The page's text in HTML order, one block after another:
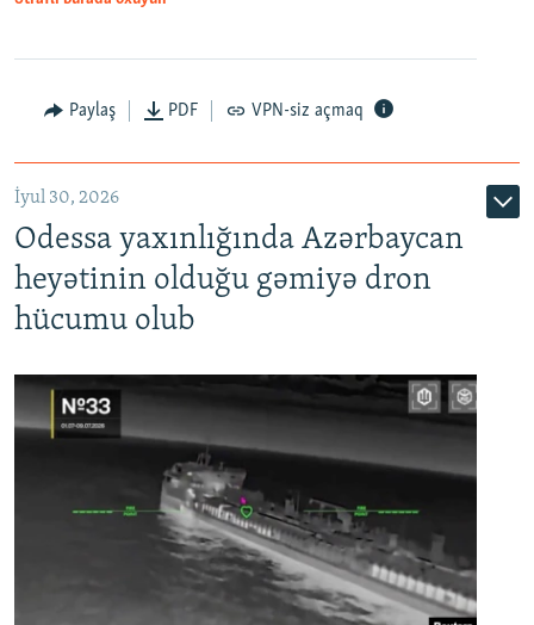
Paylaş PDF VPN-siz açmaq
İyul 30, 2026
Odessa yaxınlığında Azərbaycan
heyətinin olduğu gəmiyə dron
hücumu olub